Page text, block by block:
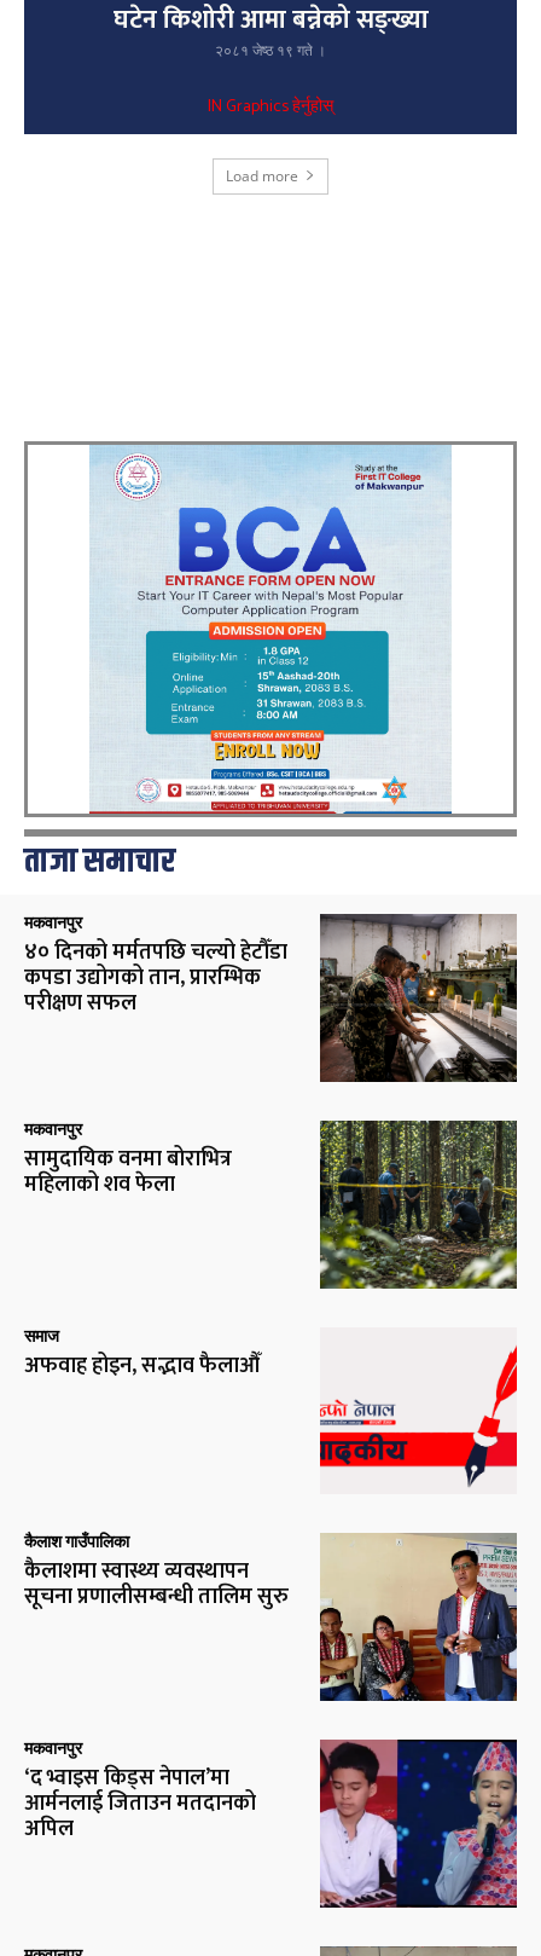
घटेन किशोरी आमा बन्नेको सङ्ख्या
२०८१ जेष्ठ १९ गते ।
IN Graphics हेर्नुहोस्
Load more
ताजा समाचार
मकवानपुर
४० दिनको मर्मतपछि चल्यो हेटौँडा
कपडा उद्योगको तान, प्रारम्भिक
परीक्षण सफल
मकवानपुर
सामुदायिक वनमा बोराभित्र
महिलाको शव फेला
समाज
अफवाह होइन, सद्भाव फैलाऔँ
कैलाश गाउँपालिका
कैलाशमा स्वास्थ्य व्यवस्थापन
सूचना प्रणालीसम्बन्धी तालिम सुरु
मकवानपुर
‘द भ्वाइस किड्स नेपाल’मा
आर्मनलाई जिताउन मतदानको
अपिल